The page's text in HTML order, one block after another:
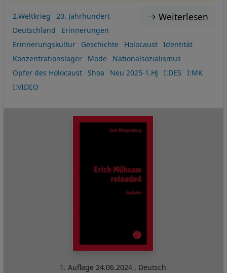
Weiterlesen
2.Weltkrieg
20. Jahrhundert
Deutschland
Erinnerungen
Erinnerungskultur
Geschichte Holocaust
Identität
Konzentrationslager
Mode
Nationalsozialismus
Opfer des Holocaust
Shoa Neu 2025-1.HJ I:DES
I:MK
I:VIDEO
1. Auflage24.06.2024 , Deutsch